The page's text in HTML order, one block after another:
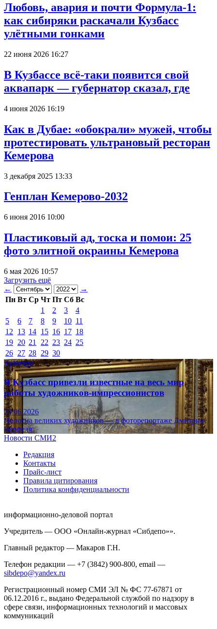
Любовь, авария и почти Формула-1:
как сибиряки раскачали Кузбасс
улётными гонками
22 июня 2026 16:27
В Кузбассе всё-таки появится свой
аквапарк — губернатор сказал, где
4 июня 2026 16:19
Как в Дубае: «обокрали» мужей, чтобы
протестировать ультрановый ресторан
Кемерова
3 декабря 2025 13:33
Генплан Кемерово-2032
6 июня 2016 10:00
Пластиковый ад, тоска и помои: 25
фото элитной окраины Кемерова
6 мая 2026 10:57
Загрузить ещё
←
→
Пн Вт Ср Чт Пт Сб Вс
1
2 3
4
5
6 7 8 9 10 11
12
13 14 15 16 17 18
19 20 21 22 23 24 25
26 27 28 29 30
Культура
В Кузбасс привезли известные на весь мир
работы художников-импрессионистов
23.06.2026
Полотна великих художников — в фоторепортаже Дмитрия
Верфеля.
Новости СМИ2
Редакция
Контакты
Прайс-лист
Правила цитирования
Политика конфиденциальности
информационно-деловой портал
Учредитель — ООО «Онлайн-журнал «Сибдепо»».
Главный редактор — Макаров Г.Н.
Телефон редакции — +7 (3842) 900-800, email —
sibdepo@yandex.ru
Регистрационный номер СМИ ЭЛ № ФС 77-67871 от
06.12.2016 г., выдано Федеральной службой по надзору в
сфере связи, информационных технологий и массовых
коммуникаций